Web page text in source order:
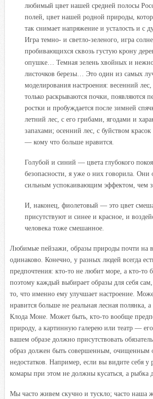
любимый цвет нашей средней полосы
полей, цвет нашей родной природы,
так снимает напряжение и усталость и с
Игра темно- и светло-зеленого, игра
пробивающихся сквозь густую крону
опушке… Темная зелень хвойных и
листочков березы… Это один из самых
моделирования настроения: весенний лес,
только раскрываются почки, появляются
ростки и пробуждается после зимней
летний лес, с его грибами, ягодами и
запахами; осенний лес, с буйством
— кому что больше нравится.
Голубой и синий — цвета глубокого
безопасности, я уже о них говорила. Они
сильным успокаивающим эффектом, чем
И, наконец, фиолетовый — это цвет
присутствуют и синее и красное, и
человека тоже смешанное.
Любимые пейзажи, образы природы почти на
одинаково. Конечно, у разных людей всегда
предпочтения: кто-то не любит море, а кто-то
поэтому каждый выбирает образы для себя
то, что именно ему улучшает настроение.
нравится больше не реальная лесная полянка,
Клода Моне. Может быть, кто-то вообще
природу, а картинную галерею или театр —
вашем образе должно присутствовать
образ должен быть совершенным, очищенным
недостатков. Например, если вы видите себя у
комары при этом не должны кусаться, а рыбка
Мы часто живем скучно и тускло; часто наша